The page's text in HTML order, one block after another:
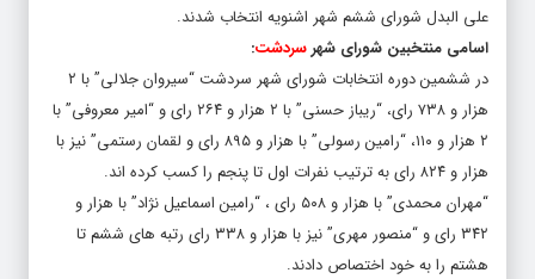
علی البدل شورای ششم شهر اشنویه انتخاب شدند.
اسامی منتخبین شورای شهرسردشت:
در ششمین دوره انتخابات شورای شهر سردشت “سیروان جلالی” با ۲
هزار و ۷۳۸ رای، “ریباز حسنی” با ۲ هزار و ۲۶۴ رای و “امیر معروفی” با
۲ هزار و ۱۱۰، “رامین رسولی” با هزار و ۸۹۵ رای و لقمان رستمی” نیز با
هزار و ۸۲۴ رای به ترتیب نفرات اول تا پنجم را کسب کرده اند.
“مهران محمدی” با هزار و ۵۰۸ رای ، “رامین اسماعیل نژاد” با هزار و
۳۴۲ رای و “منصور مهری” نیز با هزار و ۳۳۸ رای رتبه های ششم تا
هشتم را به خود اختصاص دادند.